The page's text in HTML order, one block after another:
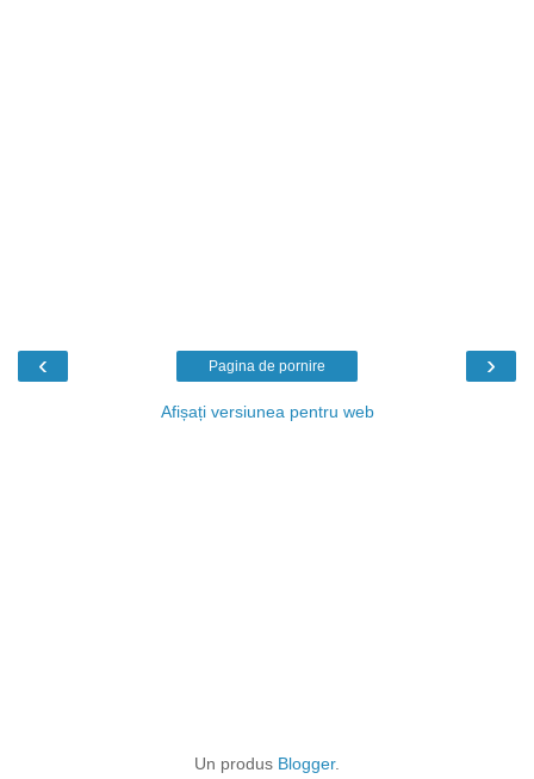
‹ ›
Pagina de pornire
Afișați versiunea pentru web
Un produs Blogger.